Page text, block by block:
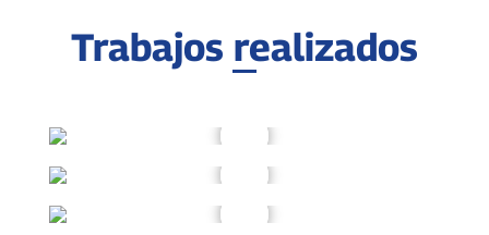
Trabajos realizados